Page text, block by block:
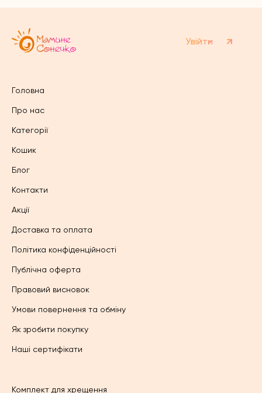
товару
Увійти
Головна
Про нас
Категорії
Кошик
Блог
Контакти
Акції
Доставка та оплата
Політика конфіденційності
Публічна оферта
Правовий висновок
Умови повернення та обміну
Як зробити покупку
Наші сертифікати
Комплект для хрещення